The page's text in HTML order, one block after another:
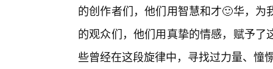
的创作者们，他们用智慧和才🙂华，
的观众们，他们用真挚的情感，赋予
些曾经在这段旋律中，寻找过力量、憧